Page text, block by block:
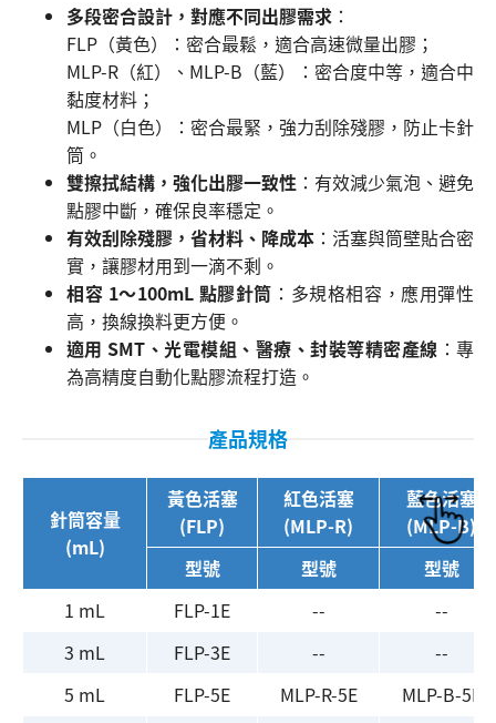
搜尋
多段密合設計，對應不同出膠需求 ：
FLP（黃色）：密合最鬆，適合高速微量出膠；
MLP-R（紅）、MLP-B（藍）：密合度中等，適合中
黏度材料；
MLP（白色）：密合最緊，強力刮除殘膠，防止卡針
筒。
雙擦拭結構，強化出膠一致性 ：有效減少氣泡、避免
點膠中斷，確保良率穩定。
有效刮除殘膠，省材料、降成本 ：活塞與筒壁貼合密
實，讓膠材用到一滴不剩。
相容 1～100mL 點膠針筒 ：多規格相容，應用彈性
高，換線換料更方便。
適用 SMT、光電模組、醫療、封裝等精密產線 ：專
為高精度自動化點膠流程打造。
產品規格
針筒容量
(mL)
黃色活塞
(FLP)
紅色活塞
(MLP-R)
藍色活塞
(MLP-B)
型號
型號
型號
1 mL
FLP-1E --
--
3 mL
FLP-3E --
--
5 mL
FLP-5E MLP-R-5E
MLP-B-5E